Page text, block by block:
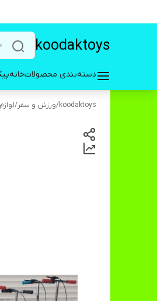
koodaktoys
دسته‌بندی محصولاتخانه
koodaktoys
/ورزش و سفر/